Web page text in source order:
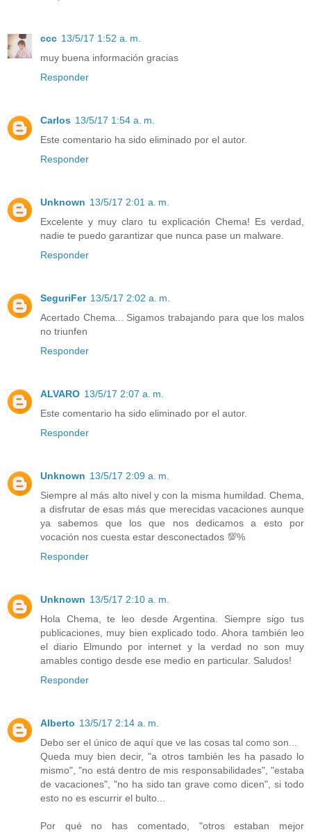
ccc 13/5/17 1:52 a. m.
muy buena información gracias
Responder
Carlos 13/5/17 1:54 a. m.
Este comentario ha sido eliminado por el autor.
Responder
Unknown 13/5/17 2:01 a. m.
Excelente y muy claro tu explicación Chema! Es verdad,
nadie te puedo garantizar que nunca pase un malware.
Responder
SeguriFer 13/5/17 2:02 a. m.
Acertado Chema... Sigamos trabajando para que los malos
no triunfen
Responder
ALVARO 13/5/17 2:07 a. m.
Este comentario ha sido eliminado por el autor.
Responder
Unknown 13/5/17 2:09 a. m.
Siempre al más alto nivel y con la misma humildad. Chema,
a disfrutar de esas más que merecidas vacaciones aunque
ya sabemos que los que nos dedicamos a esto por
vocación nos cuesta estar desconectados 💯%
Responder
Unknown 13/5/17 2:10 a. m.
Hola Chema, te leo desde Argentina. Siempre sigo tus
publicaciones, muy bien explicado todo. Ahora también leo
el diario Elmundo por internet y la verdad no son muy
amables contigo desde ese medio en particular. Saludos!
Responder
Alberto 13/5/17 2:14 a. m.
Debo ser el único de aquí que ve las cosas tal como son...
Queda muy bien decir, "a otros también les ha pasado lo
mismo", "no está dentro de mis responsabilidades", "estaba
de vacaciones", "no ha sido tan grave como dicen", si todo
esto no es escurrir el bulto...
Por qué no has comentado, "otros estaban mejor